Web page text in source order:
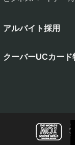
アルバイト採用
クーバーUCカード